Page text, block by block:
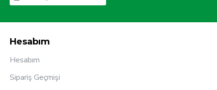
Hesabım
Hesabım
Sipariş Geçmişi